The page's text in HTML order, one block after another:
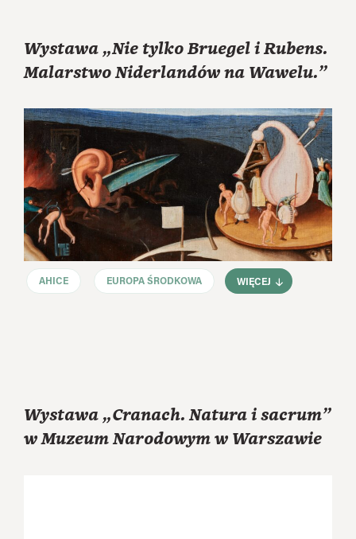
Wystawa „Nie tylko Bruegel i Rubens.
Malarstwo Niderlandów na Wawelu.”
AHICE EUROPA ŚRODKOWA WIĘCEJ
Wystawa „Cranach. Natura i sacrum”
w Muzeum Narodowym w Warszawie